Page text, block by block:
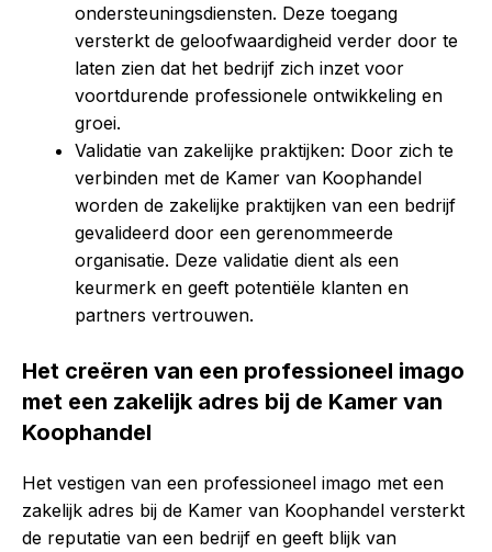
ondersteuningsdiensten. Deze toegang
versterkt de geloofwaardigheid verder door te
laten zien dat het bedrijf zich inzet voor
voortdurende professionele ontwikkeling en
groei.
Validatie van zakelijke praktijken: Door zich te
verbinden met de Kamer van Koophandel
worden de zakelijke praktijken van een bedrijf
gevalideerd door een gerenommeerde
organisatie. Deze validatie dient als een
keurmerk en geeft potentiële klanten en
partners vertrouwen.
Het creëren van een professioneel imago
met een zakelijk adres bij de Kamer van
Koophandel
Het vestigen van een professioneel imago met een
zakelijk adres bij de Kamer van Koophandel versterkt
de reputatie van een bedrijf en geeft blijk van